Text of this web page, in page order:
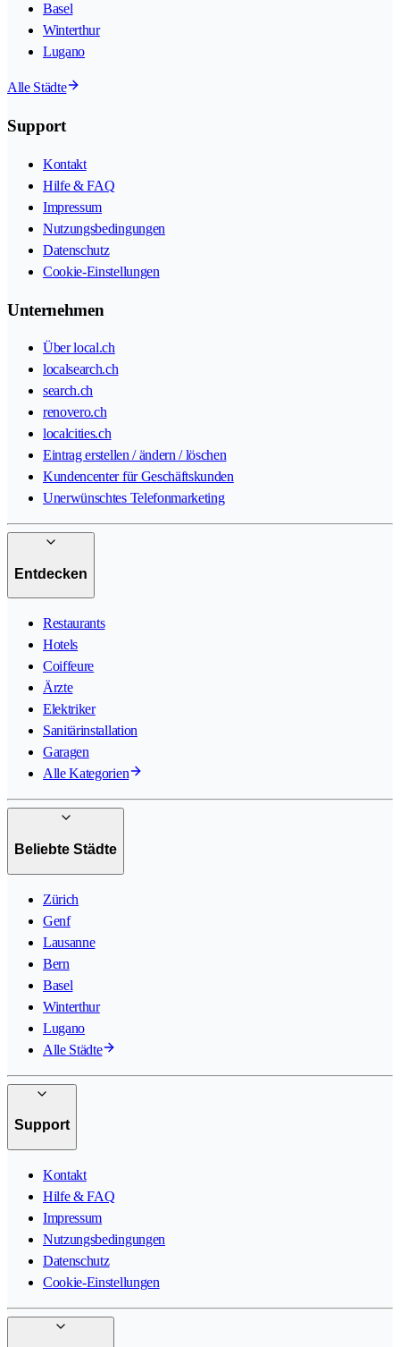
Basel
Winterthur
Lugano
Alle Städte
Support
Kontakt
Hilfe & FAQ
Impressum
Nutzungsbedingungen
Datenschutz
Cookie-Einstellungen
Unternehmen
Über local.ch
localsearch.ch
search.ch
renovero.ch
localcities.ch
Eintrag erstellen / ändern / löschen
Kundencenter für Geschäftskunden
Unerwünschtes Telefonmarketing
Entdecken
Restaurants
Hotels
Coiffeure
Ärzte
Elektriker
Sanitärinstallation
Garagen
Alle Kategorien
Beliebte Städte
Zürich
Genf
Lausanne
Bern
Basel
Winterthur
Lugano
Alle Städte
Support
Kontakt
Hilfe & FAQ
Impressum
Nutzungsbedingungen
Datenschutz
Cookie-Einstellungen